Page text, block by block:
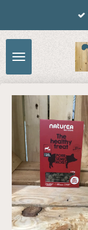
naar
de
hoofdinhoud